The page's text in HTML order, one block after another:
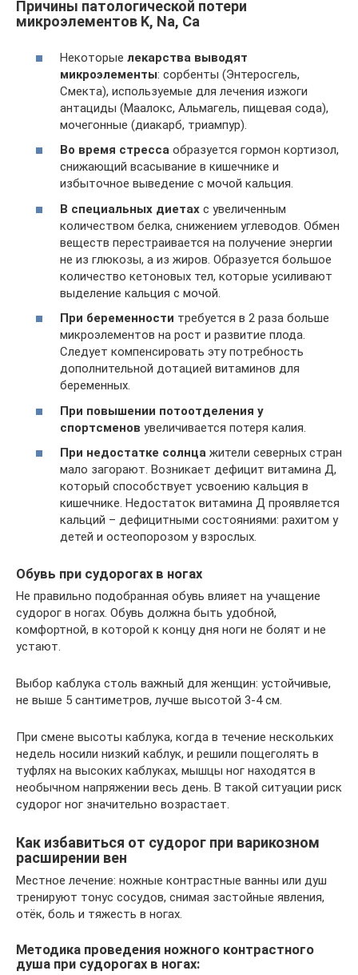
Причины патологической потери
микроэлементов K, Na, Ca
Некоторые лекарства выводят
микроэлементы: сорбенты (Энтеросгель,
Смекта), используемые для лечения изжоги
антациды (Маалокс, Альмагель, пищевая сода),
мочегонные (диакарб, триампур).
Во время стресса образуется гормон кортизол,
снижающий всасывание в кишечнике и
избыточное выведение с мочой кальция.
В специальных диетах с увеличенным
количеством белка, снижением углеводов. Обмен
веществ перестраивается на получение энергии
не из глюкозы, а из жиров. Образуется большое
количество кетоновых тел, которые усиливают
выделение кальция с мочой.
При беременности требуется в 2 раза больше
микроэлементов на рост и развитие плода.
Следует компенсировать эту потребность
дополнительной дотацией витаминов для
беременных.
При повышении потоотделения у
спортсменов увеличивается потеря калия.
При недостатке солнца жители северных стран
мало загорают. Возникает дефицит витамина Д,
который способствует усвоению кальция в
кишечнике. Недостаток витамина Д проявляется
кальций – дефицитными состояниями: рахитом у
детей и остеопорозом у взрослых.
Обувь при судорогах в ногах
Не правильно подобранная обувь влияет на учащение
судорог в ногах. Обувь должна быть удобной,
комфортной, в которой к концу дня ноги не болят и не
устают.
Выбор каблука столь важный для женщин: устойчивые,
не выше 5 сантиметров, лучше высотой 3-4 см.
При смене высоты каблука, когда в течение нескольких
недель носили низкий каблук, и решили пощеголять в
туфлях на высоких каблуках, мышцы ног находятся в
необычном напряжении весь день. В такой ситуации риск
судорог ног значительно возрастает.
Как избавиться от судорог при варикозном
расширении вен
Местное лечение: ножные контрастные ванны или душ
тренируют тонус сосудов, снимая застойные явления,
отёк, боль и тяжесть в ногах.
Методика проведения ножного контрастного
душа при судорогах в ногах: